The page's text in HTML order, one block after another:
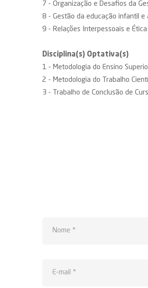
7 - Organização e Desafios da
8 - Gestão da educação infantil e
9 - Relações Interpessoais e
Disciplina(s) Optativa(s)
1 - Metodologia do Ensino
2 - Metodologia do Trabalho
3 - Trabalho de Conclusão de